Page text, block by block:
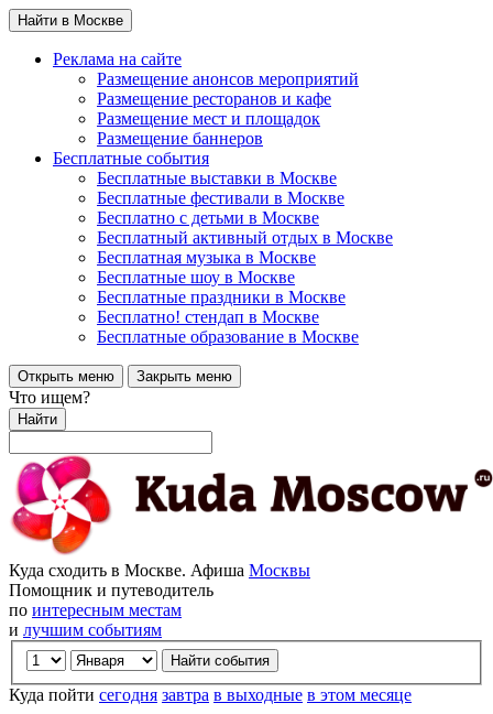
Найти в Москве
Реклама на сайте
Размещение анонсов мероприятий
Размещение ресторанов и кафе
Размещение мест и площадок
Размещение баннеров
Бесплатные события
Бесплатные выставки в Москве
Бесплатные фестивали в Москве
Бесплатно с детьми в Москве
Бесплатный активный отдых в Москве
Бесплатная музыка в Москве
Бесплатные шоу в Москве
Бесплатные праздники в Москве
Бесплатно! стендап в Москве
Бесплатные образование в Москве
Открыть меню Закрыть меню
Что ищем?
Найти
Куда сходить в Москве. Афиша Москвы
Помощник и путеводитель
по интересным местам
и лучшим событиям
Куда пойти сегодня завтра в выходные в этом месяце